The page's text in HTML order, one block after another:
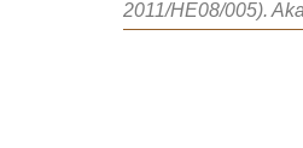
2011/HE08/005).